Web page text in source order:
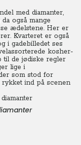
med diamanter,
også mange
ædelstene. Her er
Kvarteret er også
i gadebilledet ses
kosher-
til de jødiske regler
lige i
som stod for
rykket ind på scenen